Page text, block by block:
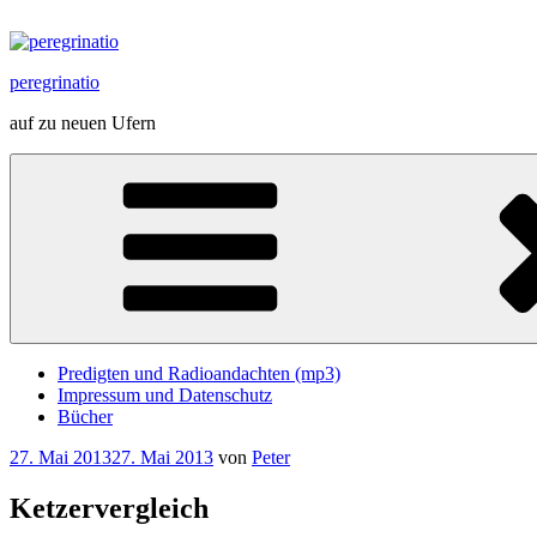
Inhalt
peregrinatio
auf zu neuen Ufern
Predigten und Radioandachten (mp3)
Impressum und Datenschutz
Bücher
Veröffentlicht
27. Mai 201327. Mai 2013 von Peter
Ketzervergleich